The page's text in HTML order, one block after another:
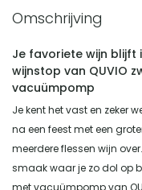
Je favoriete wijn blijft
wijnstop van QUVIO
vacuümpomp
Je kent het vast en zeker
na een feest met een
meerdere flessen wijn
smaak waar je zo dol op
met vacuümpomp van